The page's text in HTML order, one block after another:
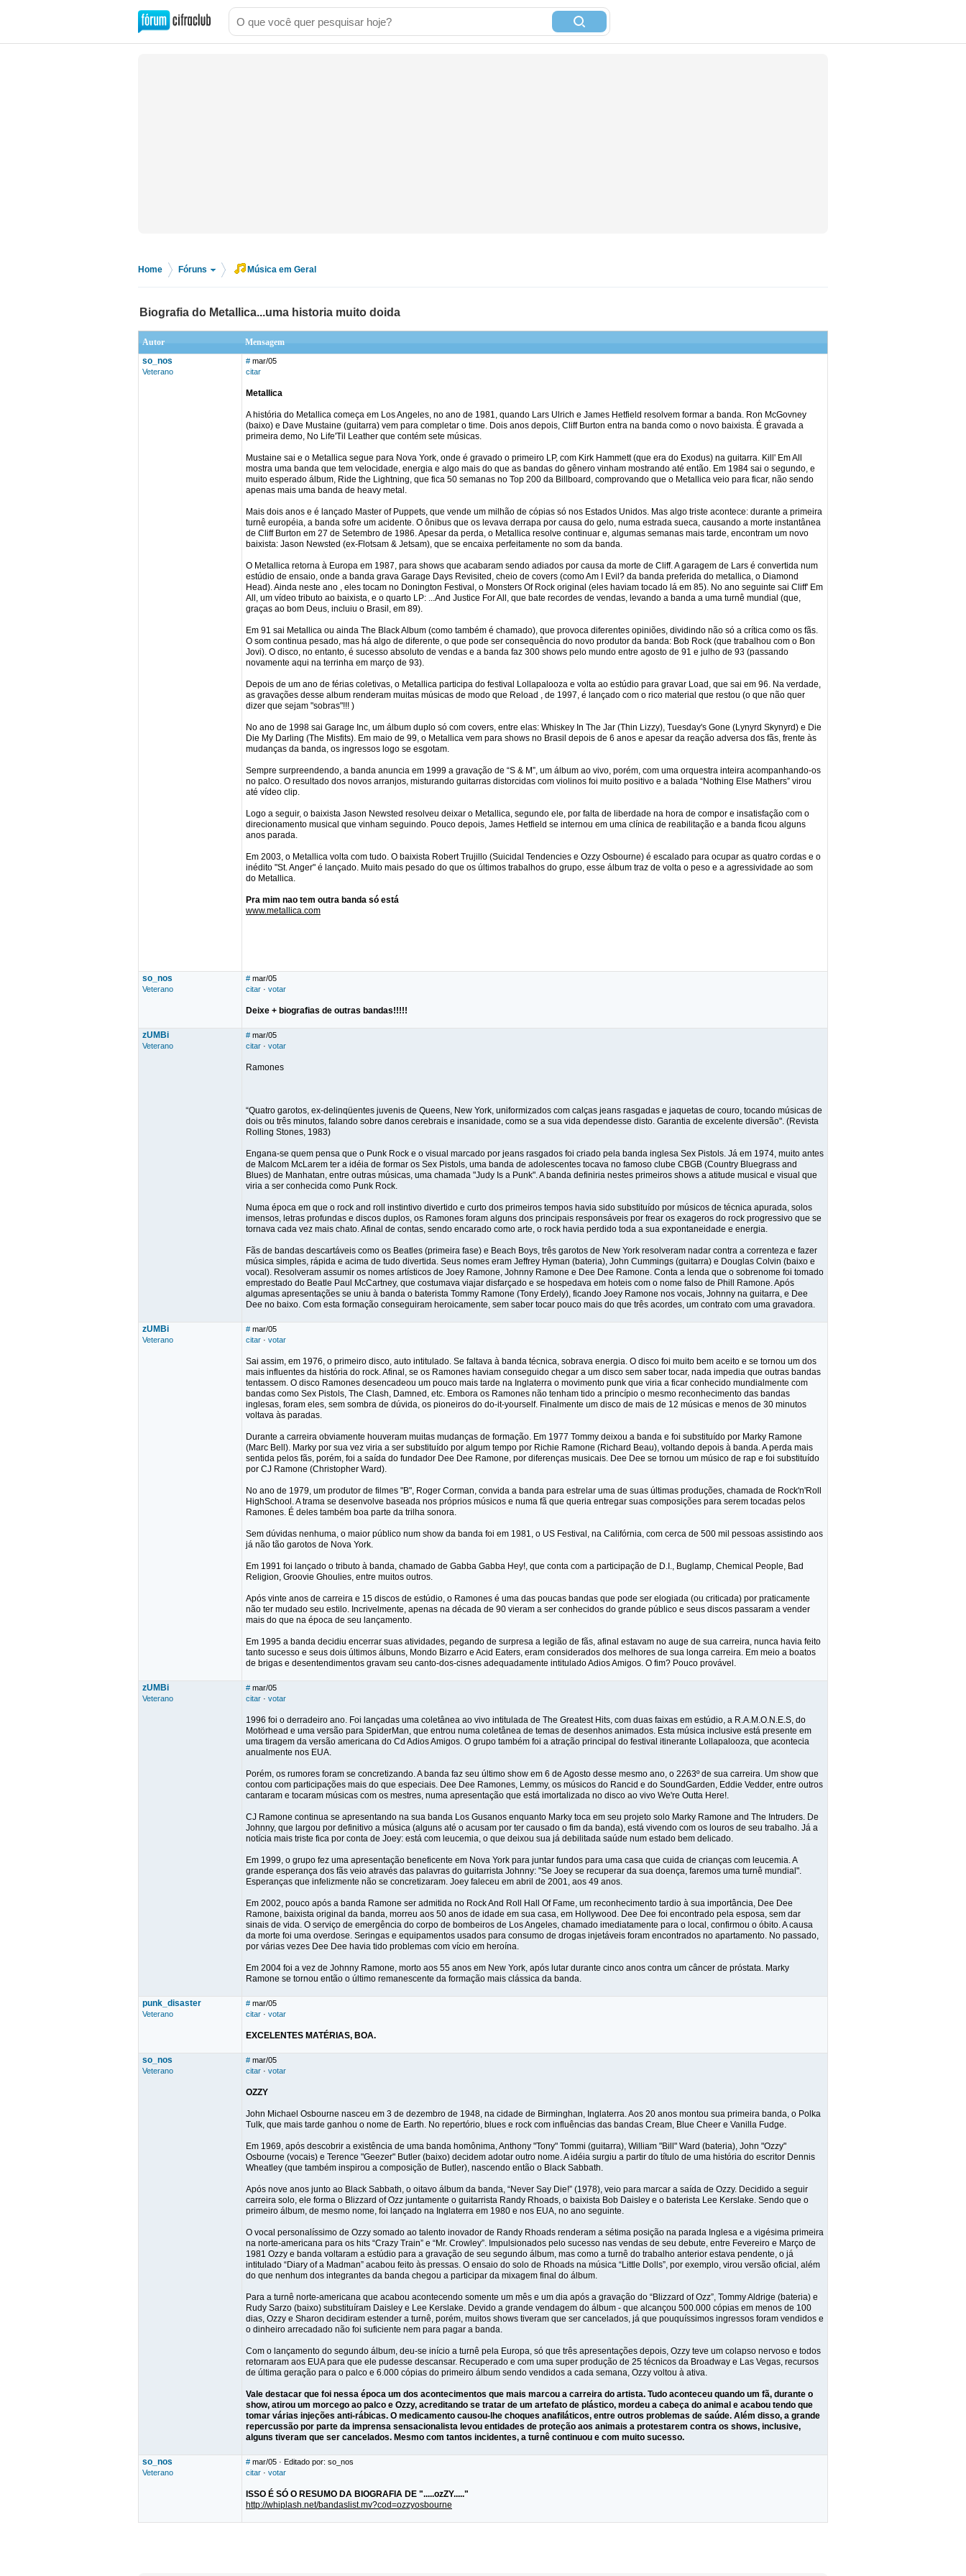
Home Fóruns Música em Geral
Biografia do Metallica...uma historia muito doida
Autor
Mensagem
so_nos
Veterano
# mar/05
citar
Metallica
A história do Metallica começa em Los Angeles, no ano de 1981, quando Lars Ulrich e James Hetfield resolvem formar a banda. Ron McGovney
(baixo) e Dave Mustaine (guitarra) vem para completar o time. Dois anos depois, Cliff Burton entra na banda como o novo baixista. É gravada a
primeira demo, No Life'Til Leather que contém sete músicas.
Mustaine sai e o Metallica segue para Nova York, onde é gravado o primeiro LP, com Kirk Hammett (que era do Exodus) na guitarra. Kill' Em All
mostra uma banda que tem velocidade, energia e algo mais do que as bandas do gênero vinham mostrando até então. Em 1984 sai o segundo, e
muito esperado álbum, Ride the Lightning, que fica 50 semanas no Top 200 da Billboard, comprovando que o Metallica veio para ficar, não sendo
apenas mais uma banda de heavy metal.
Mais dois anos e é lançado Master of Puppets, que vende um milhão de cópias só nos Estados Unidos. Mas algo triste acontece: durante a primeira
turnê européia, a banda sofre um acidente. O ônibus que os levava derrapa por causa do gelo, numa estrada sueca, causando a morte instantânea
de Cliff Burton em 27 de Setembro de 1986. Apesar da perda, o Metallica resolve continuar e, algumas semanas mais tarde, encontram um novo
baixista: Jason Newsted (ex-Flotsam & Jetsam), que se encaixa perfeitamente no som da banda.
O Metallica retorna à Europa em 1987, para shows que acabaram sendo adiados por causa da morte de Cliff. A garagem de Lars é convertida num
estúdio de ensaio, onde a banda grava Garage Days Revisited, cheio de covers (como Am I Evil? da banda preferida do metallica, o Diamond
Head). Ainda neste ano , eles tocam no Donington Festival, o Monsters Of Rock original (eles haviam tocado lá em 85). No ano seguinte sai Cliff' Em
All, um vídeo tributo ao baixista, e o quarto LP: ...And Justice For All, que bate recordes de vendas, levando a banda a uma turnê mundial (que,
graças ao bom Deus, incluiu o Brasil, em 89).
Em 91 sai Metallica ou ainda The Black Album (como também é chamado), que provoca diferentes opiniões, dividindo não só a crítica como os fãs.
O som continua pesado, mas há algo de diferente, o que pode ser consequência do novo produtor da banda: Bob Rock (que trabalhou com o Bon
Jovi). O disco, no entanto, é sucesso absoluto de vendas e a banda faz 300 shows pelo mundo entre agosto de 91 e julho de 93 (passando
novamente aqui na terrinha em março de 93).
Depois de um ano de férias coletivas, o Metallica participa do festival Lollapalooza e volta ao estúdio para gravar Load, que sai em 96. Na verdade,
as gravações desse album renderam muitas músicas de modo que Reload , de 1997, é lançado com o rico material que restou (o que não quer
dizer que sejam "sobras"!!! )
No ano de 1998 sai Garage Inc, um álbum duplo só com covers, entre elas: Whiskey In The Jar (Thin Lizzy), Tuesday's Gone (Lynyrd Skynyrd) e Die
Die My Darling (The Misfits). Em maio de 99, o Metallica vem para shows no Brasil depois de 6 anos e apesar da reação adversa dos fãs, frente às
mudanças da banda, os ingressos logo se esgotam.
Sempre surpreendendo, a banda anuncia em 1999 a gravação de “S & M”, um álbum ao vivo, porém, com uma orquestra inteira acompanhando-os
no palco. O resultado dos novos arranjos, misturando guitarras distorcidas com violinos foi muito positivo e a balada “Nothing Else Mathers” virou
até vídeo clip.
Logo a seguir, o baixista Jason Newsted resolveu deixar o Metallica, segundo ele, por falta de liberdade na hora de compor e insatisfação com o
direcionamento musical que vinham seguindo. Pouco depois, James Hetfield se internou em uma clínica de reabilitação e a banda ficou alguns
anos parada.
Em 2003, o Metallica volta com tudo. O baixista Robert Trujillo (Suicidal Tendencies e Ozzy Osbourne) é escalado para ocupar as quatro cordas e o
inédito "St. Anger" é lançado. Muito mais pesado do que os últimos trabalhos do grupo, esse álbum traz de volta o peso e a agressividade ao som
do Metallica.
Pra mim nao tem outra banda só está
www.metallica.com
so_nos
Veterano
# mar/05
citar · votar
Deixe + biografias de outras bandas!!!!!
zUMBi
Veterano
# mar/05
citar · votar
Ramones
“Quatro garotos, ex-delinqüentes juvenis de Queens, New York, uniformizados com calças jeans rasgadas e jaquetas de couro, tocando músicas de
dois ou três minutos, falando sobre danos cerebrais e insanidade, como se a sua vida dependesse disto. Garantia de excelente diversão". (Revista
Rolling Stones, 1983)
Engana-se quem pensa que o Punk Rock e o visual marcado por jeans rasgados foi criado pela banda inglesa Sex Pistols. Já em 1974, muito antes
de Malcom McLarem ter a idéia de formar os Sex Pistols, uma banda de adolescentes tocava no famoso clube CBGB (Country Bluegrass and
Blues) de Manhatan, entre outras músicas, uma chamada "Judy Is a Punk". A banda definiria nestes primeiros shows a atitude musical e visual que
viria a ser conhecida como Punk Rock.
Numa época em que o rock and roll instintivo divertido e curto dos primeiros tempos havia sido substituído por músicos de técnica apurada, solos
imensos, letras profundas e discos duplos, os Ramones foram alguns dos principais responsáveis por frear os exageros do rock progressivo que se
tornava cada vez mais chato. Afinal de contas, sendo encarado como arte, o rock havia perdido toda a sua expontaneidade e energia.
Fãs de bandas descartáveis como os Beatles (primeira fase) e Beach Boys, três garotos de New York resolveram nadar contra a correnteza e fazer
música simples, rápida e acima de tudo divertida. Seus nomes eram Jeffrey Hyman (bateria), John Cummings (guitarra) e Douglas Colvin (baixo e
vocal). Resolveram assumir os nomes artísticos de Joey Ramone, Johnny Ramone e Dee Dee Ramone. Conta a lenda que o sobrenome foi tomado
emprestado do Beatle Paul McCartney, que costumava viajar disfarçado e se hospedava em hoteis com o nome falso de Phill Ramone. Após
algumas apresentações se uniu à banda o baterista Tommy Ramone (Tony Erdely), ficando Joey Ramone nos vocais, Johnny na guitarra, e Dee
Dee no baixo. Com esta formação conseguiram heroicamente, sem saber tocar pouco mais do que três acordes, um contrato com uma gravadora.
zUMBi
Veterano
# mar/05
citar · votar
Sai assim, em 1976, o primeiro disco, auto intitulado. Se faltava à banda técnica, sobrava energia. O disco foi muito bem aceito e se tornou um dos
mais influentes da história do rock. Afinal, se os Ramones haviam conseguido chegar a um disco sem saber tocar, nada impedia que outras bandas
tentassem. O disco Ramones desencadeou um pouco mais tarde na Inglaterra o movimento punk que viria a ficar conhecido mundialmente com
bandas como Sex Pistols, The Clash, Damned, etc. Embora os Ramones não tenham tido a princípio o mesmo reconhecimento das bandas
inglesas, foram eles, sem sombra de dúvida, os pioneiros do do-it-yourself. Finalmente um disco de mais de 12 músicas e menos de 30 minutos
voltava às paradas.
Durante a carreira obviamente houveram muitas mudanças de formação. Em 1977 Tommy deixou a banda e foi substituído por Marky Ramone
(Marc Bell). Marky por sua vez viria a ser substituído por algum tempo por Richie Ramone (Richard Beau), voltando depois à banda. A perda mais
sentida pelos fãs, porém, foi a saída do fundador Dee Dee Ramone, por diferenças musicais. Dee Dee se tornou um músico de rap e foi substituído
por CJ Ramone (Christopher Ward).
No ano de 1979, um produtor de filmes "B", Roger Corman, convida a banda para estrelar uma de suas últimas produções, chamada de Rock'n'Roll
HighSchool. A trama se desenvolve baseada nos próprios músicos e numa fã que queria entregar suas composições para serem tocadas pelos
Ramones. É deles também boa parte da trilha sonora.
Sem dúvidas nenhuma, o maior público num show da banda foi em 1981, o US Festival, na Califórnia, com cerca de 500 mil pessoas assistindo aos
já não tão garotos de Nova York.
Em 1991 foi lançado o tributo à banda, chamado de Gabba Gabba Hey!, que conta com a participação de D.I., Buglamp, Chemical People, Bad
Religion, Groovie Ghoulies, entre muitos outros.
Após vinte anos de carreira e 15 discos de estúdio, o Ramones é uma das poucas bandas que pode ser elogiada (ou criticada) por praticamente
não ter mudado seu estilo. Incrivelmente, apenas na década de 90 vieram a ser conhecidos do grande público e seus discos passaram a vender
mais do que na época de seu lançamento.
Em 1995 a banda decidiu encerrar suas atividades, pegando de surpresa a legião de fãs, afinal estavam no auge de sua carreira, nunca havia feito
tanto sucesso e seus dois últimos álbuns, Mondo Bizarro e Acid Eaters, eram considerados dos melhores de sua longa carreira. Em meio a boatos
de brigas e desentendimentos gravam seu canto-dos-cisnes adequadamente intitulado Adios Amigos. O fim? Pouco provável.
zUMBi
Veterano
# mar/05
citar · votar
1996 foi o derradeiro ano. Foi lançadas uma coletânea ao vivo intitulada de The Greatest Hits, com duas faixas em estúdio, a R.A.M.O.N.E.S, do
Motörhead e uma versão para SpiderMan, que entrou numa coletânea de temas de desenhos animados. Esta música inclusive está presente em
uma tiragem da versão americana do Cd Adios Amigos. O grupo também foi a atração principal do festival itinerante Lollapalooza, que acontecia
anualmente nos EUA.
Porém, os rumores foram se concretizando. A banda faz seu último show em 6 de Agosto desse mesmo ano, o 2263º de sua carreira. Um show que
contou com participações mais do que especiais. Dee Dee Ramones, Lemmy, os músicos do Rancid e do SoundGarden, Eddie Vedder, entre outros
cantaram e tocaram músicas com os mestres, numa apresentação que está imortalizada no disco ao vivo We're Outta Here!.
CJ Ramone continua se apresentando na sua banda Los Gusanos enquanto Marky toca em seu projeto solo Marky Ramone and The Intruders. De
Johnny, que largou por definitivo a música (alguns até o acusam por ter causado o fim da banda), está vivendo com os louros de seu trabalho. Já a
notícia mais triste fica por conta de Joey: está com leucemia, o que deixou sua já debilitada saúde num estado bem delicado.
Em 1999, o grupo fez uma apresentação beneficente em Nova York para juntar fundos para uma casa que cuida de crianças com leucemia. A
grande esperança dos fãs veio através das palavras do guitarrista Johnny: "Se Joey se recuperar da sua doença, faremos uma turnê mundial".
Esperanças que infelizmente não se concretizaram. Joey faleceu em abril de 2001, aos 49 anos.
Em 2002, pouco após a banda Ramone ser admitida no Rock And Roll Hall Of Fame, um reconhecimento tardio à sua importância, Dee Dee
Ramone, baixista original da banda, morreu aos 50 anos de idade em sua casa, em Hollywood. Dee Dee foi encontrado pela esposa, sem dar
sinais de vida. O serviço de emergência do corpo de bombeiros de Los Angeles, chamado imediatamente para o local, confirmou o óbito. A causa
da morte foi uma overdose. Seringas e equipamentos usados para consumo de drogas injetáveis foram encontrados no apartamento. No passado,
por várias vezes Dee Dee havia tido problemas com vício em heroína.
Em 2004 foi a vez de Johnny Ramone, morto aos 55 anos em New York, após lutar durante cinco anos contra um câncer de próstata. Marky
Ramone se tornou então o último remanescente da formação mais clássica da banda.
punk_disaster
Veterano
# mar/05
citar · votar
EXCELENTES MATÉRIAS, BOA.
so_nos
Veterano
# mar/05
citar · votar
OZZY
John Michael Osbourne nasceu em 3 de dezembro de 1948, na cidade de Birminghan, Inglaterra. Aos 20 anos montou sua primeira banda, o Polka
Tulk, que mais tarde ganhou o nome de Earth. No repertório, blues e rock com influências das bandas Cream, Blue Cheer e Vanilla Fudge.
Em 1969, após descobrir a existência de uma banda homônima, Anthony "Tony" Tommi (guitarra), William "Bill" Ward (bateria), John "Ozzy"
Osbourne (vocais) e Terence "Geezer" Butler (baixo) decidem adotar outro nome. A idéia surgiu a partir do título de uma história do escritor Dennis
Wheatley (que também inspirou a composição de Butler), nascendo então o Black Sabbath.
Após nove anos junto ao Black Sabbath, o oitavo álbum da banda, “Never Say Die!” (1978), veio para marcar a saída de Ozzy. Decidido a seguir
carreira solo, ele forma o Blizzard of Ozz juntamente o guitarrista Randy Rhoads, o baixista Bob Daisley e o baterista Lee Kerslake. Sendo que o
primeiro álbum, de mesmo nome, foi lançado na Inglaterra em 1980 e nos EUA, no ano seguinte.
O vocal personalíssimo de Ozzy somado ao talento inovador de Randy Rhoads renderam a sétima posição na parada Inglesa e a vigésima primeira
na norte-americana para os hits “Crazy Train” e “Mr. Crowley”. Impulsionados pelo sucesso nas vendas de seu debute, entre Fevereiro e Março de
1981 Ozzy e banda voltaram a estúdio para a gravação de seu segundo álbum, mas como a turnê do trabalho anterior estava pendente, o já
intitulado “Diary of a Madman” acabou feito às pressas. O ensaio do solo de Rhoads na música “Little Dolls”, por exemplo, virou versão oficial, além
do que nenhum dos integrantes da banda chegou a participar da mixagem final do álbum.
Para a turnê norte-americana que acabou acontecendo somente um mês e um dia após a gravação do “Blizzard of Ozz”, Tommy Aldrige (bateria) e
Rudy Sarzo (baixo) substituíram Daisley e Lee Kerslake. Devido a grande vendagem do álbum - que alcançou 500.000 cópias em menos de 100
dias, Ozzy e Sharon decidiram estender a turnê, porém, muitos shows tiveram que ser cancelados, já que pouquíssimos ingressos foram vendidos e
o dinheiro arrecadado não foi suficiente nem para pagar a banda.
Com o lançamento do segundo álbum, deu-se início a turnê pela Europa, só que três apresentações depois, Ozzy teve um colapso nervoso e todos
retornaram aos EUA para que ele pudesse descansar. Recuperado e com uma super produção de 25 técnicos da Broadway e Las Vegas, recursos
de última geração para o palco e 6.000 cópias do primeiro álbum sendo vendidos a cada semana, Ozzy voltou à ativa.
Vale destacar que foi nessa época um dos acontecimentos que mais marcou a carreira do artista. Tudo aconteceu quando um fã, durante o
show, atirou um morcego ao palco e Ozzy, acreditando se tratar de um artefato de plástico, mordeu a cabeça do animal e acabou tendo que
tomar várias injeções anti-rábicas. O medicamento causou-lhe choques anafiláticos, entre outros problemas de saúde. Além disso, a grande
repercussão por parte da imprensa sensacionalista levou entidades de proteção aos animais a protestarem contra os shows, inclusive,
alguns tiveram que ser cancelados. Mesmo com tantos incidentes, a turnê continuou e com muito sucesso.
so_nos
Veterano
# mar/05 · Editado por: so_nos
citar · votar
ISSO É SÓ O RESUMO DA BIOGRAFIA DE ".....ozZY....."
http://whiplash.net/bandaslist.mv?cod=ozzyosbourne